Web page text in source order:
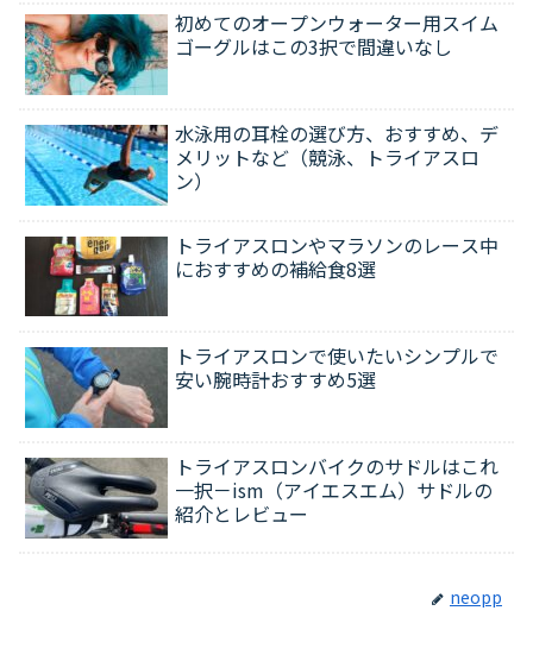
初めてのオープンウォーター用スイム
ゴーグルはこの3択で間違いなし
水泳用の耳栓の選び方、おすすめ、デ
メリットなど（競泳、トライアスロ
ン）
トライアスロンやマラソンのレース中
におすすめの補給食8選
トライアスロンで使いたいシンプルで
安い腕時計おすすめ5選
トライアスロンバイクのサドルはこれ
一択－ism（アイエスエム）サドルの
紹介とレビュー
neopp